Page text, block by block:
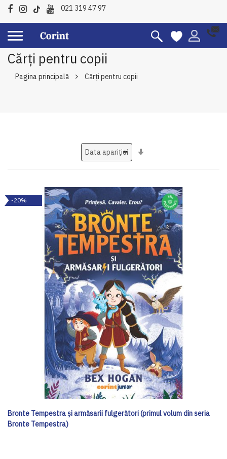
021 319 47 97
Cărți pentru copii
Pagina principală Cărți pentru copii
-20%
Bronte Tempestra și armăsarii fulgerători (primul volum din seria
Bronte Tempestra)